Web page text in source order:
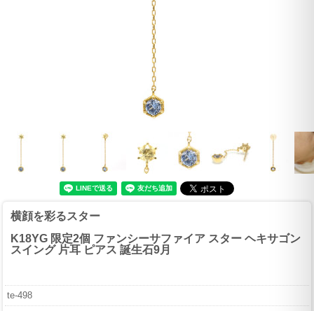
横顔を彩るスター
K18YG 限定2個 ファンシーサファイア スター ヘキサゴン
スイング 片耳 ピアス 誕生石9月
te-498